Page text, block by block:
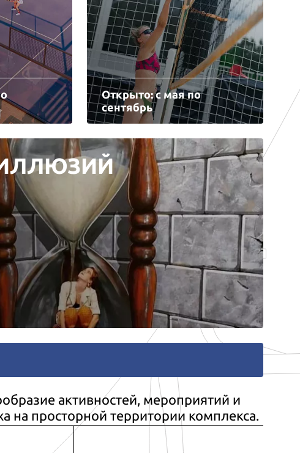
Открыто: с мая по
сентябрь
активностей, мероприятий и
на просторной территории комплекса.